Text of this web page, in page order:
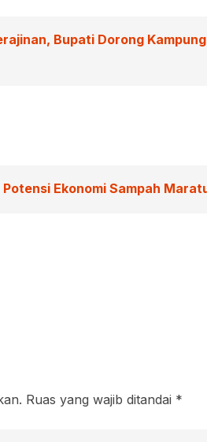
Bupati Dorong
Ekonomi Sampah
Ruas yang wajib ditandai *